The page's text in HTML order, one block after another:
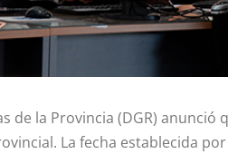
de la Provincia (DGR)
La fecha establecida